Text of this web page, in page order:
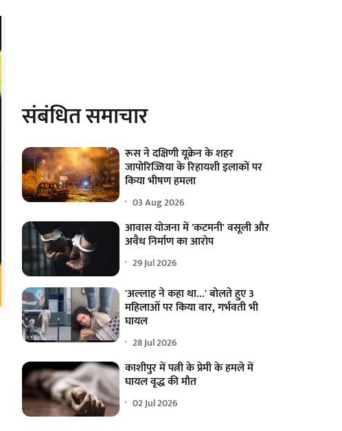
संबंधित समाचार
रूस ने दक्षिणी यूक्रेन के शहर
जापोरिज्जिया के रिहायशी इलाकों पर
किया भीषण हमला
03 Aug 2026
आवास योजना में 'कटमनी' वसूली और
अवैध निर्माण का आरोप
29 Jul 2026
'अल्लाह ने कहा था...' बोलते हुए 3
महिलाओं पर किया वार, गर्भवती भी
घायल
28 Jul 2026
काशीपुर में पत्नी के प्रेमी के हमले में
घायल वृद्ध की मौत
02 Jul 2026